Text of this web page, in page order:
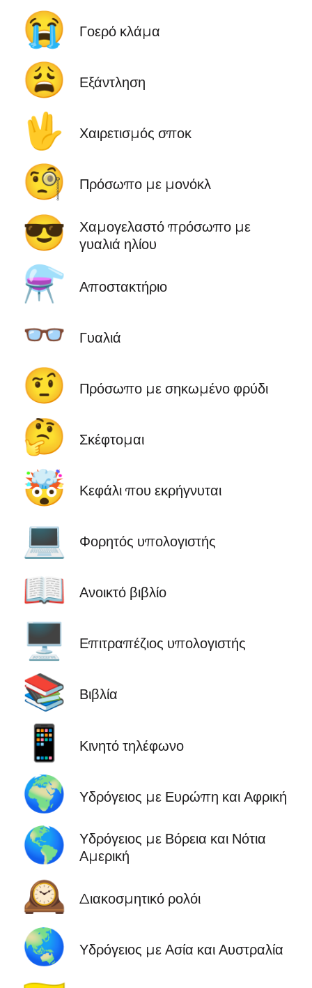
😭 Γοερό κλάμα
😩 Εξάντληση
🖖 Χαιρετισμός σποκ
🧐 Πρόσωπο με μονόκλ
😎
Χαμογελαστό πρόσωπο με
γυαλιά ηλίου
⚗️ Αποστακτήριο
👓 Γυαλιά
🤨 Πρόσωπο με σηκωμένο φρύδι
🤔 Σκέφτομαι
🤯 Κεφάλι που εκρήγνυται
💻 Φορητός υπολογιστής
📖 Ανοικτό βιβλίο
🖥️ Επιτραπέζιος υπολογιστής
📚 Βιβλία
📱 Κινητό τηλέφωνο
🌍 Υδρόγειος με Ευρώπη και Αφρική
🌎
Υδρόγειος με Βόρεια και Νότια
Αμερική
🕰️ Διακοσμητικό ρολόι
🌏 Υδρόγειος με Ασία και Αυστραλία